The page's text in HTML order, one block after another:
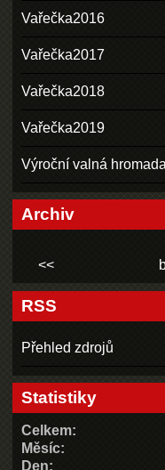
Vařečka2016
Vařečka2017
Vařečka2018
Vařečka2019
Výroční valná
Archiv
<<
RSS
Přehled zdrojů
Statistiky
Celkem:
Měsíc:
Den: